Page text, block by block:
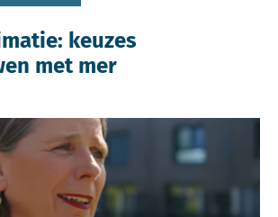
keuzes
met mer
mer al meteen bij het